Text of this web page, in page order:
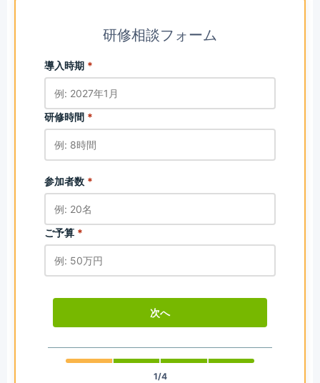
研修相談フォーム
導入時期 *
研修時間 *
参加者数 *
ご予算 *
次へ
1/4